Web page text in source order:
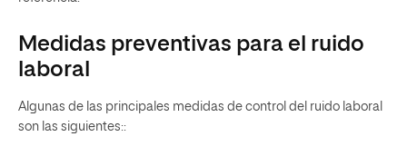
Medidas preventivas para el ruido
laboral
Algunas de las principales medidas de control del ruido laboral
son las siguientes::